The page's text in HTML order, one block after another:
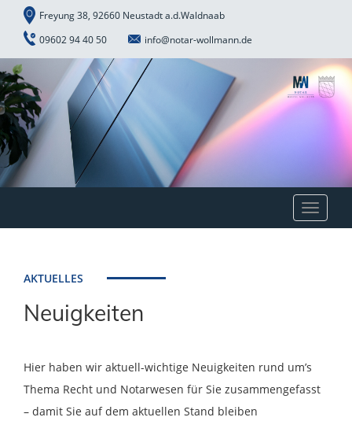
Freyung 38, 92660 Neustadt a.d.Waldnaab
09602 94 40 50
info@notar-wollmann.de
Toggle
AKTUELLES
Neuigkeiten
Hier haben wir aktuell-wichtige Neuigkeiten rund um’s
Thema Recht und Notarwesen für Sie zusammengefasst
– damit Sie auf dem aktuellen Stand bleiben